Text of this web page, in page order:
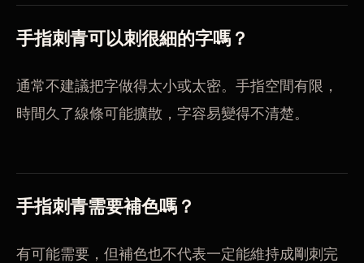
手指刺青可以刺很細的字嗎？
通常不建議把字做得太小或太密。手指空間有限，
時間久了線條可能擴散，字容易變得不清楚。
手指刺青需要補色嗎？
有可能需要，但補色也不代表一定能維持成剛刺完